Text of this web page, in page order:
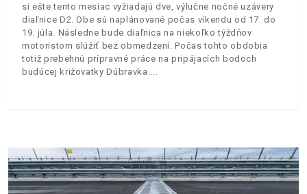
si ešte tento mesiac vyžiadajú dve, výlučne nočné uzávery
diaľnice D2. Obe sú naplánované počas víkendu od 17. do
19. júla. Následne bude diaľnica na niekoľko týždňov
motoristom slúžiť bez obmedzení. Počas tohto obdobia
totiž prebehnú prípravné práce na pripájacích bodoch
budúcej križovatky Dúbravka.